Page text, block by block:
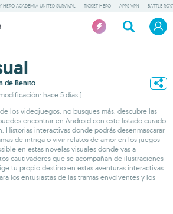
HERO ACADEMIA UNITED SURVIVAL TICKET HERO APPS VPN BATTLE
de Benito
hace 5 días )
los videojuegos, no busques más: descubre las
encontrar en Android con este listado curado
interactivas donde podrás desenmascarar
de intriga o vivir relatos de amor en los juegos
en estas novelas visuales donde vas a
cautivadores que se acompañan de ilustraciones
tu propio destino en estas aventuras interactivas
los entusiastas de las tramas envolventes y los